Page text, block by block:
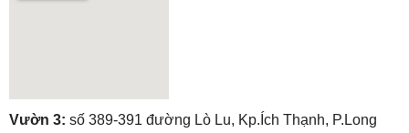
embedgooglemap.net
Vườn 3: số 389-391 đường Lò Lu, Kp.Ích Thạnh, P.Long